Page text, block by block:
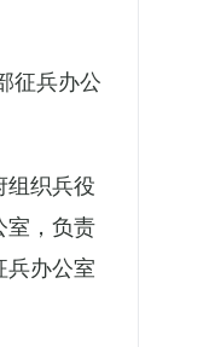
征兵办公
组织兵役
室，负责
兵办公室